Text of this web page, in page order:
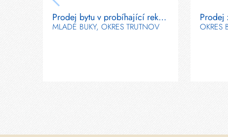
Prodej bytu v probíhající rekonstrukci 2+1 v Mladých Bukách
MLADÉ BUKY, OKRES TRUTNOV OKRES